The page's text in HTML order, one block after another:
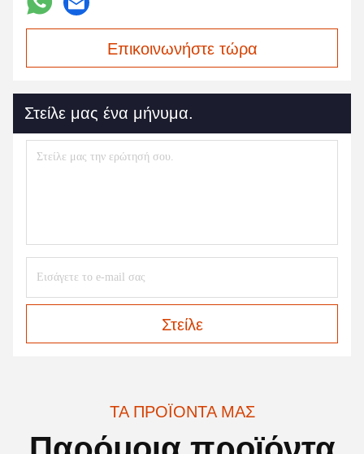
Επικοινωνήστε τώρα
Στείλε μας ένα μήνυμα.
Στείλε
ΤΑ ΠΡΟΪΌΝΤΑ ΜΑΣ